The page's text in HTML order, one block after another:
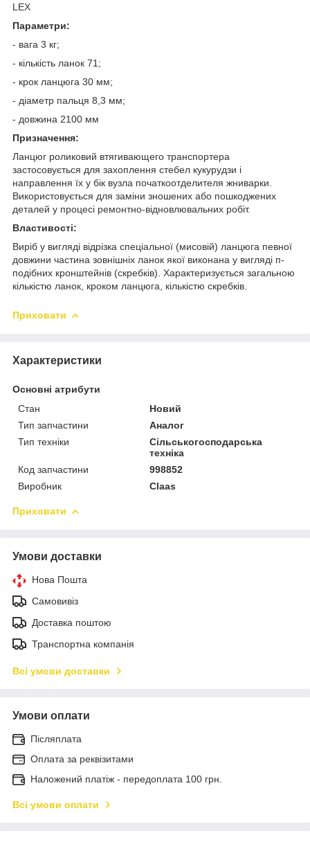
LEX
Параметри:
- вага 3 кг;
- кількість ланок 71;
- крок ланцюга 30 мм;
- діаметр пальця 8,3 мм;
- довжина 2100 мм
Призначення:
Ланцюг роликовий втягивающего транспортера
застосовується для захоплення стебел кукурудзи і
направлення їх у бік вузла початкоотделителя жниварки.
Використовується для заміни зношених або пошкоджених
деталей у процесі ремонтно-відновлювальних робіт.
Властивості:
Виріб у вигляді відрізка спеціальної (мисовій) ланцюга певної
довжини частина зовнішніх ланок якої виконана у вигляді п-
подібних кронштейнів (скребків). Характеризується загальною
кількістю ланок, кроком ланцюга, кількістю скребків.
Приховати
Характеристики
Основні атрибути
Стан
Новий
Тип запчастини
Аналог
Тип техніки
Сільськогосподарська
техніка
Код запчастини
998852
Виробник
Claas
Приховати
Умови доставки
Нова Пошта
Самовивіз
Доставка поштою
Транспортна компанія
Всі умови доставки
Умови оплати
Післяплата
Оплата за реквізитами
Наложений платіж - передоплата 100 грн.
Всі умови оплати